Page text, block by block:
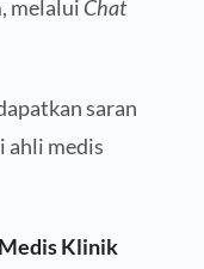
melalui Chat
saran
ahli medis
Klinik